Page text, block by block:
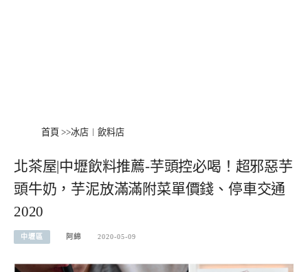
首頁 >>冰店︱飲料店
北茶屋|中壢飲料推薦-芋頭控必喝！超邪惡芋
頭牛奶，芋泥放滿滿附菜單價錢、停車交通
2020
中壢區 阿綿 2020-05-09